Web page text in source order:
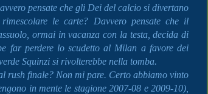
pensate che gli Dei del calcio si divertano
le carte? Davvero pensate che il
ormai in vacanza con la testa, decida di
far perdere lo scudetto al Milan a favore dei
Squinzi si rivolterebbe nella tomba.
rush finale? Non mi pare. Certo abbiamo vinto
in mente le stagione 2007-08 e 2009-10),